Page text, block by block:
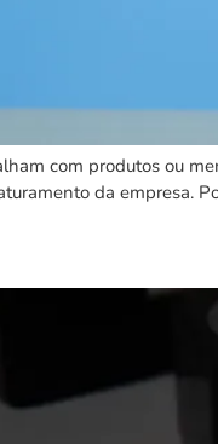
com produtos ou
da empresa.